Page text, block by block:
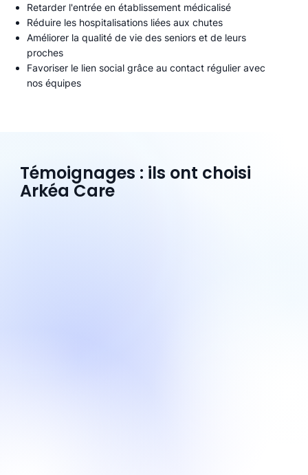
Retarder l'entrée en établissement médicalisé
Réduire les hospitalisations liées aux chutes
Améliorer la qualité de vie des seniors et de leurs
proches
Favoriser le lien social grâce au contact régulier avec
nos équipes
Témoignages : ils ont choisi
Arkéa Care